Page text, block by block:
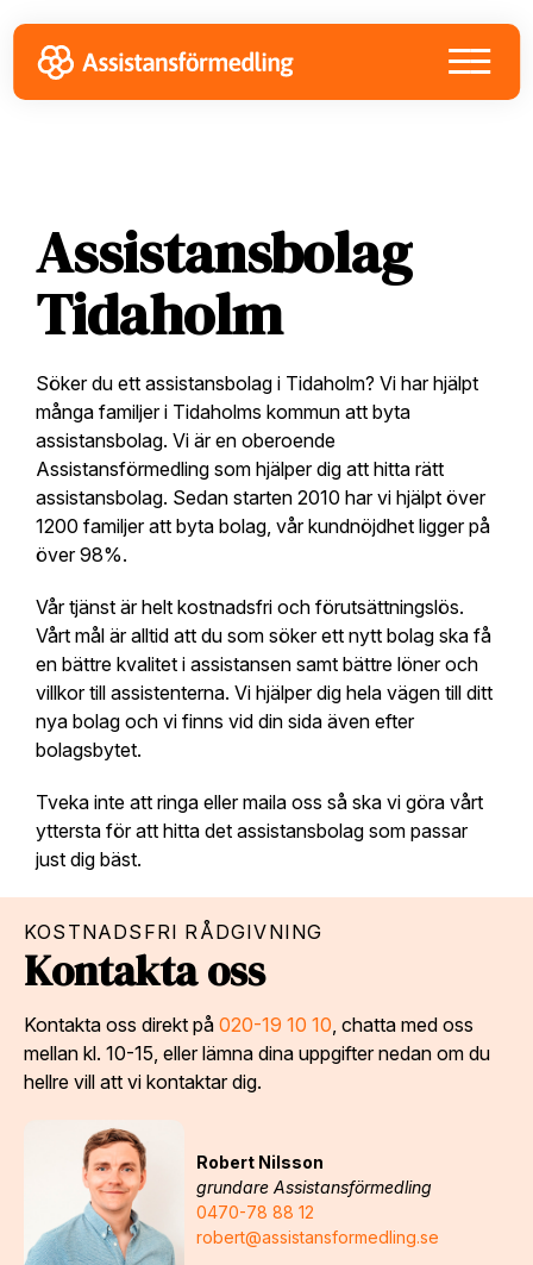
to
primary
navigation
to
main
content
to
footer
Assistansbolag
Tidaholm
Söker du ett assistansbolag i Tidaholm? Vi har hjälpt
många familjer i Tidaholms kommun att byta
assistansbolag. Vi är en oberoende
Assistansförmedling som hjälper dig att hitta rätt
assistansbolag. Sedan starten 2010 har vi hjälpt över
1200 familjer att byta bolag, vår kundnöjdhet ligger på
över 98%.
Vår tjänst är helt kostnadsfri och förutsättningslös.
Vårt mål är alltid att du som söker ett nytt bolag ska få
en bättre kvalitet i assistansen samt bättre löner och
villkor till assistenterna. Vi hjälper dig hela vägen till ditt
nya bolag och vi finns vid din sida även efter
bolagsbytet.
Tveka inte att ringa eller maila oss så ska vi göra vårt
yttersta för att hitta det assistansbolag som passar
just dig bäst.
KOSTNADSFRI RÅDGIVNING
Kontakta oss
Kontakta oss direkt på 020-19 10 10 , chatta med oss
mellan kl. 10-15, eller lämna dina uppgifter nedan om du
hellre vill att vi kontaktar dig.
Robert Nilsson
grundare Assistansförmedling
0470-78 88 12
robert@assistansformedling.se